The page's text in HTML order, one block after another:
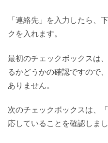
「連絡先」を入力したら、
クを入れます。
最初のチェックボックスは
るかどうかの確認ですので
ありません。
次のチェックボックスは、
応していることを確認しま